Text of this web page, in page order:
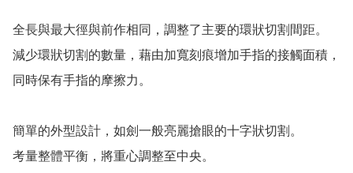
全長與最大徑與前作相同，調整了主要的環狀切割間距。
減少環狀切割的數量，藉由加寬刻痕增加手指的接觸面積，
同時保有手指的摩擦力。
簡單的外型設計，如劍一般亮麗搶眼的十字狀切割。
考量整體平衡，將重心調整至中央。